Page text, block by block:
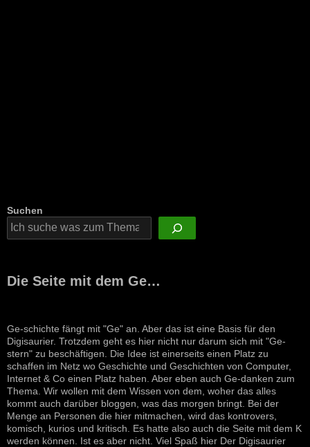
Suchen
Die Seite mit dem Ge…
Ge-schichte fängt mit "Ge" an. Aber das ist eine Basis für den
Digisaurier. Trotzdem geht es hier nicht nur darum sich mit "Ge-
stern" zu beschäftigen. Die Idee ist einerseits einen Platz zu
schaffen im Netz wo Geschichte und Geschichten von Computer,
Internet & Co einen Platz haben. Aber eben auch Ge-danken zum
Thema. Wir wollen mit dem Wissen von dem, woher das alles
kommt auch darüber bloggen, was das morgen bringt. Bei der
Menge an Personen die hier mitmachen, wird das kontrovers,
komisch, kurios und kritisch. Es hatte also auch die Seite mit dem K
werden können. Ist es aber nicht. Viel Spaß hier Der Digisaurier